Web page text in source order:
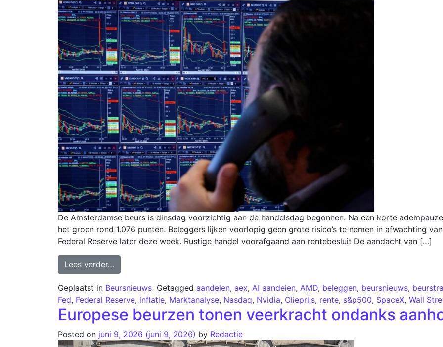
De Amsterdamse beurs is dinsdag voorzichtig aan de handelsdag begonnen. Na een korte
het groen rond 1.076 punten. Beleggers lijken voorlopig geen grote risico’s te nemen in afwachting
Federal Reserve later deze week. Rustige handel voorafgaand aan rentebesluit De aandacht van […]
Lees verder…
Geplaatst in Beursnieuws Getagged aandelen, aex, AI aandelen, AMD, beleggen, beursnieuws,
Fed, Federal Reserve, inflatie, Marktanalyse, Nasdaq, Nvidia, Olieprijs, rente, s&p500, SpaceX, Wall
Europese beurzen tonen veerkracht ondanks
Posted on juni 9, 2026 (juni 9, 2026) by Redactie